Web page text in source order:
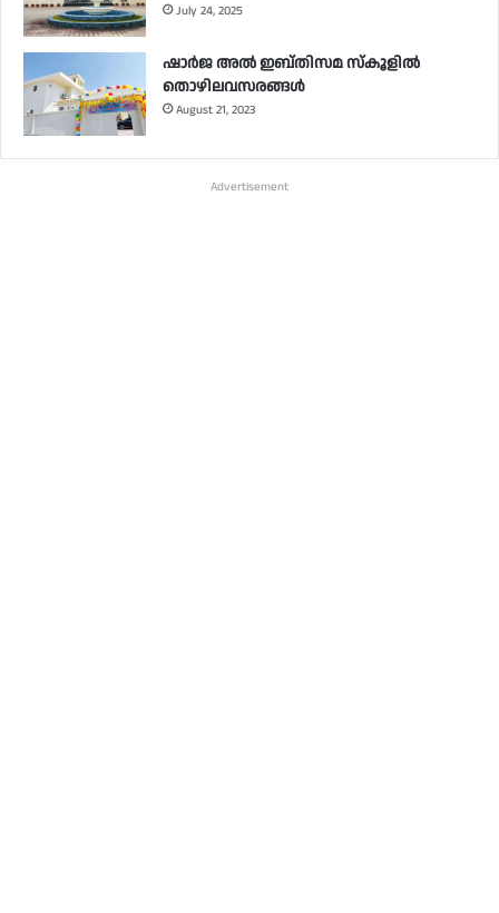
July 24, 2025
ഷാർജ അൽ ഇബ്തിസമ സ്‌കൂളിൽ
തൊഴിലവസരങ്ങൾ
August 21, 2023
Advertisement